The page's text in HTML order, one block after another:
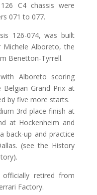
C4 chassis were
071 to 077.
126-074, was built
Michele Alboreto, the
Benetton-Tyrrell.
Alboreto scoring
Grand Prix at
by five more starts.
3rd place finish at
at Hockenheim and
back-up and practice
(see the History
retired from
Factory.